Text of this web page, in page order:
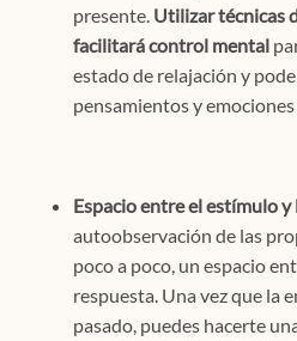
presente. Utilizar técnicas
facilitará control mental
estado de relajación y
pensamientos y
Espacio entre el estímulo y
autoobservación de las
poco a poco, un espacio
respuesta. Una vez que la
pasado, puedes hacerte